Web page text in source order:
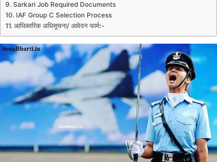
Sarkari Job Required Documents
IAF Group C Selection Process
आधिकारिक अधिसूचना/ आवेदन फार्म:-